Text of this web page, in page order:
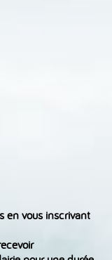
en vous inscrivant